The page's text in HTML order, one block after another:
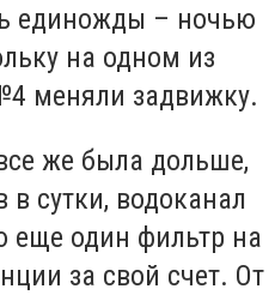
единожды – ночью
на одном из
меняли задвижку.
же была дольше,
сутки, водоканал
еще один фильтр на
за свой счет. От